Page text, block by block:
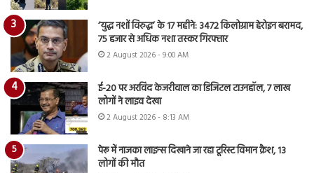
‘युद्ध नशों विरुद्ध’ के 17 महीने: 3472 किलोग्राम हेरोइन बरामद,
75 हजार से अधिक नशा तस्कर गिरफ्तार
2 August 2026 - 9:00 AM
ई-20 पर अरविंद केजरीवाल का डिजिटल टाउनहॉल, 7 लाख
लोगों ने लाइव देखा
2 August 2026 - 8:13 AM
पेरू में नाजका लाइन्स दिखाने जा रहा टूरिस्ट विमान क्रैश, 13
लोगों की मौत